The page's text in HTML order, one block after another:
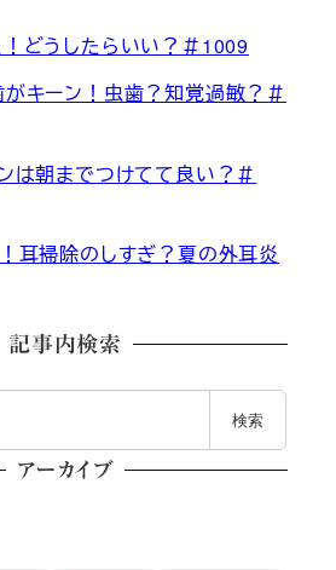
どうしたらいい？＃1009
キーン！虫歯？知覚過敏？＃
は朝までつけてて良い？＃
耳掃除のしすぎ？夏の外耳炎
記事内検索
検索
アーカイブ